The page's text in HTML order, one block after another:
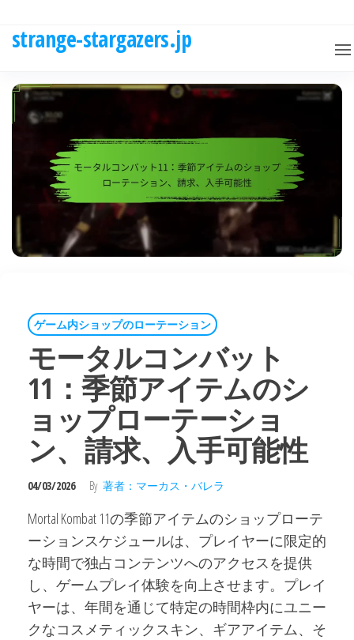
strange-stargazers.jp
ゲーム内ショップのローテーション
モータルコンバット
11：季節アイテムのシ
ョップローテーショ
ン、請求、入手可能性
04/03/2026 By 著者：マーカス・バレラ
Mortal Kombat 11の季節アイテムのショップローテ
ーションスケジュールは、プレイヤーに限定的
な時間で独占コンテンツへのアクセスを提供
し、ゲームプレイ体験を向上させます。プレイ
ヤーは、年間を通じて特定の時間枠内にユニー
クなコスメティックスキン、ギアアイテム、そ